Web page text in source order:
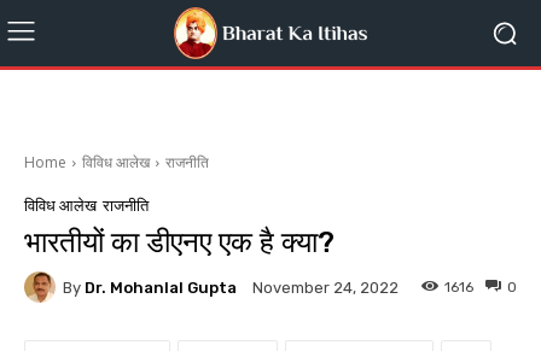
Home विविध आलेख राजनीति
विविध आलेख राजनीति
भारतीयों का डीएनए एक है क्या?
By Dr. Mohanlal Gupta November 24, 2022 0
1616